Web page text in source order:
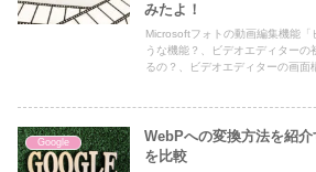
みたよ！
Microsoftフォトの動画編集機能「
うな機能？、ビデオエディター
るの？、ビデオエディターの画面
Google
WebPへの変換方法を紹
を比較